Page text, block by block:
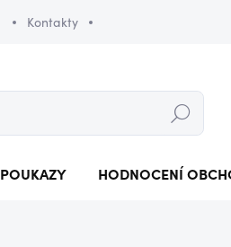
Kontakty
Hledat
POUKAZY HODNOCENÍ